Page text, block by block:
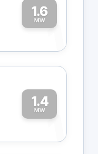
1.6
MW1
1.4
MW1